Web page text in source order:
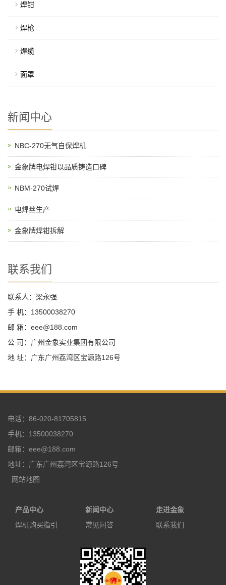
焊钳
焊枪
焊缆
面罩
新闻中心
NBC-270无气自保焊机
金象牌电焊钳以品质铸造口碑
NBM-270试焊
电焊丝生产
金象牌焊钳拆解
联系我们
联系人：梁永强
手 机：13500038270
邮 箱：eee@188.com
公 司：广州金象实业集团有限公司
地 址：广东广州荔湾区宝源路126号
电话：86-020-81705815
手机：13500038270
邮箱：eee@188.com
地址：广东广州荔湾区宝源路126号
网站地图
产品中心
焊机购买指引
新闻中心
常见问答
走进金象
联系我们